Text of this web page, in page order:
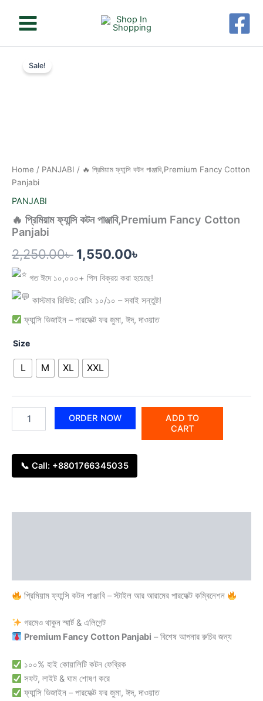
Sale!
Home / PANJABI / 🔥 প্রিমিয়াম ফ্যান্সি কটন পাঞ্জাবি,Premium Fancy Cotton
Panjabi
PANJABI
🔥 প্রিমিয়াম ফ্যান্সি কটন পাঞ্জাবি,Premium Fancy Cotton
Panjabi
2,250.00৳ 1,550.00৳
গত ঈদে ১০,০০০+ পিস বিক্রয় করা হয়েছে!
কাস্টমার রিভিউ: রেটিং ১০/১০ – সবাই সন্তুষ্ট!
ফ্যান্সি ডিজাইন – পারফেক্ট ফর জুমা, ঈদ, দাওয়াত
Size
L M XL XXL
প্রিমিয়াম
ফ্যান্সি
ORDER NOW
ADD TO
CART
📞 Call: +8801766345035
প্রিমিয়াম ফ্যান্সি কটন পাঞ্জাবি – স্টাইল আর আরামের পারফেক্ট কম্বিনেশন
গরমেও থাকুন স্মার্ট & এলিগেন্ট
Premium Fancy Cotton Panjabi – বিশেষ আপনার রুচির জন্য
১০০% হাই কোয়ালিটি কটন ফেব্রিক
সফট, লাইট & ঘাম শোষণ করে
ফ্যান্সি ডিজাইন – পারফেক্ট ফর জুমা, ঈদ, দাওয়াত